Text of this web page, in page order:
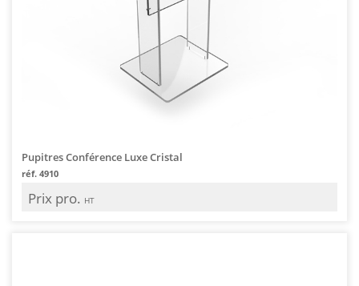
Pupitres Conférence Luxe Cristal
réf. 4910
Prix pro. HT